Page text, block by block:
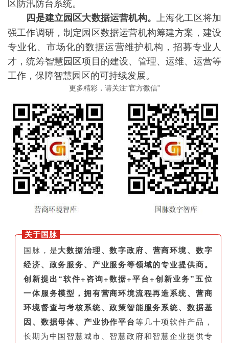
四是建立园区大数据运营机构。
上海化工区将加
强工作调研，制定园区数据运营机构筹建方案，建设
专业化、市场化的数据运营维护机构，招募专业人
才，统筹智慧园区项目的建设、管理、运维、运营等
工作，保障智慧园区的可持续发展。
更多精彩，请关注“官方微信”
关于国脉
国脉，是大数据治理、数字政府、营商环境、数字
经济、政务服务、产业服务等领域的专业提供商。
创新提出“软件+咨询+数据+平台+创新业务”五位
一体服务模型，拥有营商环境流程再造系统、营商
环境督查与考核系统、政策智能服务系统、数据基
因、数据母体、产业协作平台等几十项软件产品，
长期为中国智慧城市、智慧政府和智慧企业提供专